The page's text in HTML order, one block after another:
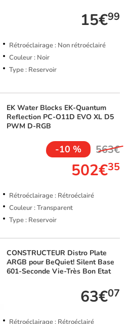
15€99
Rétroéclairage : Non rétroéclairé
Couleur : Noir
Type : Reservoir
EK Water Blocks EK-Quantum
Reflection PC-O11D EVO XL D5
PWM D-RGB
-10 % 563€
502€35
Rétroéclairage : Rétroéclairé
Couleur : Transparent
Type : Reservoir
CONSTRUCTEUR Distro Plate
ARGB pour BeQuiet! Silent Base
601-Seconde Vie-Très Bon Etat
63€07
Rétroéclairage : Rétroéclairé